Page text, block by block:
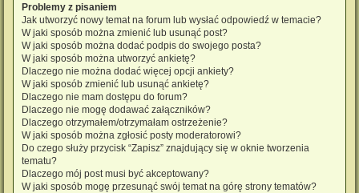
Problemy z pisaniem
Jak utworzyć nowy temat na forum lub wysłać odpowiedź w temacie?
W jaki sposób można zmienić lub usunąć post?
W jaki sposób można dodać podpis do swojego posta?
W jaki sposób można utworzyć ankietę?
Dlaczego nie można dodać więcej opcji ankiety?
W jaki sposób zmienić lub usunąć ankietę?
Dlaczego nie mam dostępu do forum?
Dlaczego nie mogę dodawać załączników?
Dlaczego otrzymałem/otrzymałam ostrzeżenie?
W jaki sposób można zgłosić posty moderatorowi?
Do czego służy przycisk “Zapisz” znajdujący się w oknie tworzenia
tematu?
Dlaczego mój post musi być akceptowany?
W jaki sposób mogę przesunąć swój temat na górę strony tematów?